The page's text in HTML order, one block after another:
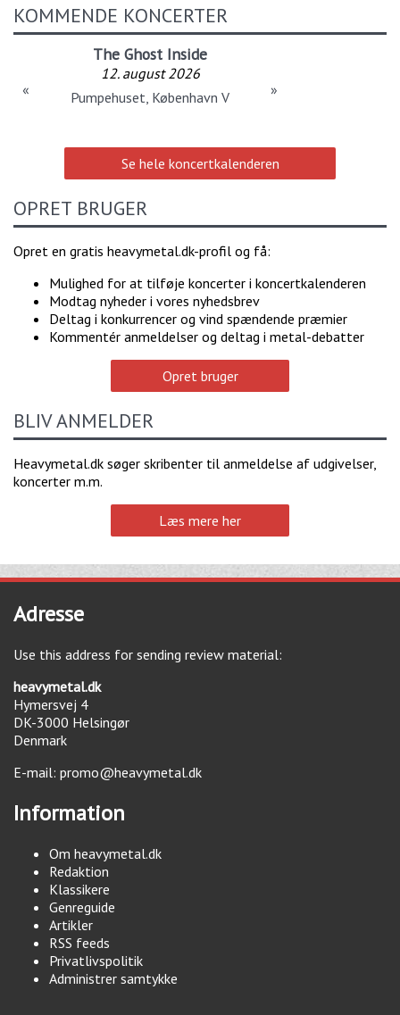
KOMMENDE KONCERTER
The Ghost Inside
12. august 2026
Pumpehuset, København V
« »
Se hele koncertkalenderen
OPRET BRUGER
Opret en gratis heavymetal.dk-profil og få:
Mulighed for at tilføje koncerter i koncertkalenderen
Modtag nyheder i vores nyhedsbrev
Deltag i konkurrencer og vind spændende præmier
Kommentér anmeldelser og deltag i metal-debatter
Opret bruger
BLIV ANMELDER
Heavymetal.dk søger skribenter til anmeldelse af udgivelser,
koncerter m.m.
Læs mere her
Adresse
Use this address for sending review material:
heavymetal.dk
Hymersvej 4
DK-3000 Helsingør
Denmark
E-mail: promo@heavymetal.dk
Information
Om heavymetal.dk
Redaktion
Klassikere
Genreguide
Artikler
RSS feeds
Privatlivspolitik
Administrer samtykke